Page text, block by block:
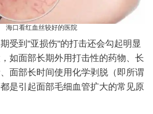
海口看红血丝较好的医院
到"亚损伤"的打击还会勾起明显
如面部长期外用打击性的药物、长
面部长时间使用化学剥脱（即所谓
是引起面部毛细血管扩大的常见原